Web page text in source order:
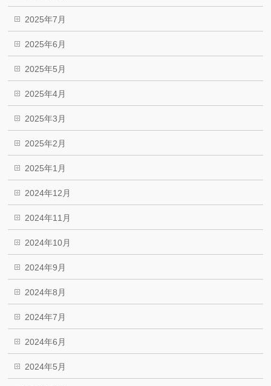
2025年7月
2025年6月
2025年5月
2025年4月
2025年3月
2025年2月
2025年1月
2024年12月
2024年11月
2024年10月
2024年9月
2024年8月
2024年7月
2024年6月
2024年5月